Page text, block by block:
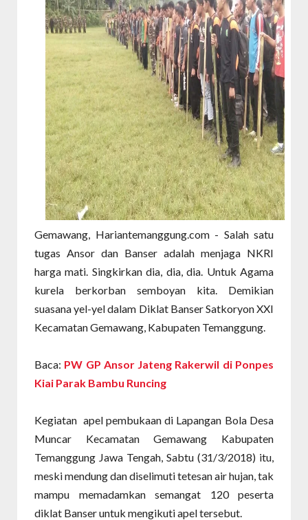
Gemawang, Hariantemanggung.com - Salah satu
tugas Ansor dan Banser adalah menjaga NKRI
harga mati. Singkirkan dia, dia, dia. Untuk Agama
kurela berkorban semboyan kita. Demikian
suasana yel-yel dalam Diklat Banser Satkoryon XXI
Kecamatan Gemawang, Kabupaten Temanggung.
Baca: PW GP Ansor Jateng Rakerwil di Ponpes
Kiai Parak Bambu Runcing
Kegiatan apel pembukaan di Lapangan Bola Desa
Muncar Kecamatan Gemawang Kabupaten
Temanggung Jawa Tengah, Sabtu (31/3/2018) itu,
meski mendung dan diselimuti tetesan air hujan, tak
mampu memadamkan semangat 120 peserta
diklat Banser untuk mengikuti apel tersebut.